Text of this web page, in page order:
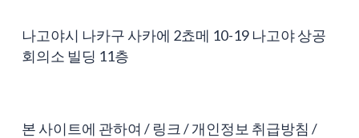
나고야시 나카구 사카에 2쵸메 10-19 나고야 상공
회의소 빌딩 11층
본 사이트에 관하여 링크 개인정보 취급방침